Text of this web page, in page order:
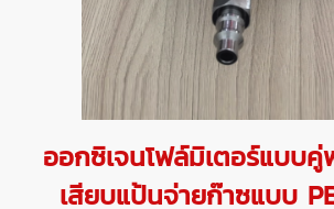
ออกซิเจนโฟล์มิเตอร์แบบ
เสียบแป้นจ่ายก๊าซแบบ